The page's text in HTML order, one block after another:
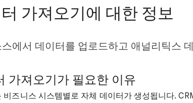
가져오기에 대한 정보
에서 데이터를 업로드하고 애널리틱스
가져오기가 필요한 이유
비즈니스 시스템별로 자체 데이터가 생성됩니다.